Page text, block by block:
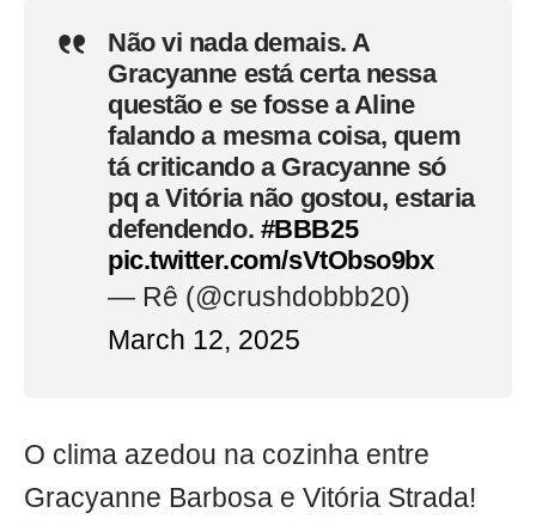
Não vi nada demais. A
Gracyanne está certa nessa
questão e se fosse a Aline
falando a mesma coisa, quem
tá criticando a Gracyanne só
pq a Vitória não gostou, estaria
defendendo. #BBB25
pic.twitter.com/sVtObso9bx
— Rê (@crushdobbb20)
March 12, 2025
O clima azedou na cozinha entre
Gracyanne Barbosa e Vitória Strada!